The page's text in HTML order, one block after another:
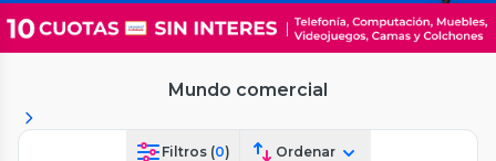
Mundo comercial
Filtros (0) Ordenar